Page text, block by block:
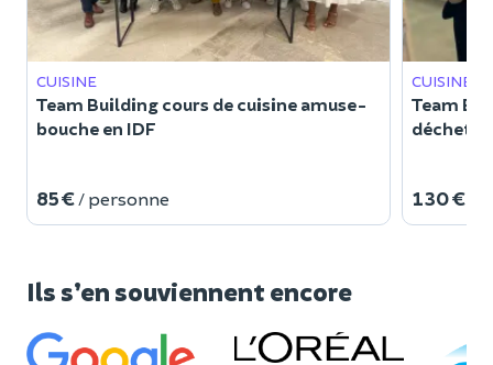
CUISINE
Team Building cours de cuisine amuse-
bouche en IDF
85 € / personne
CUISINE
Team
déchet
130 €
Ils s’en souviennent encore